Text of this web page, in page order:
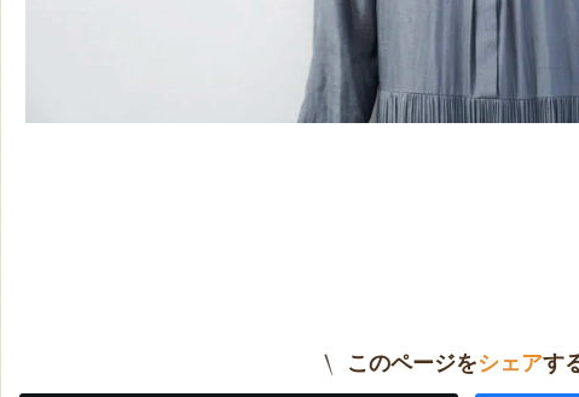
このページをシェアす